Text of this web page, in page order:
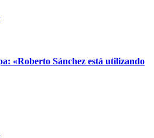
«Roberto Sánchez está utilizando